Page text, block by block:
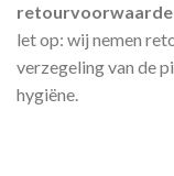
let op: wij nemen
verzegeling van de
hygiëne.